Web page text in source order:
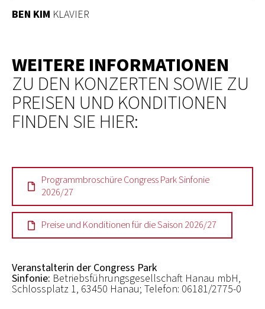
BEN KIM KLAVIER
WEITERE INFORMATIONEN
ZU DEN KONZERTENSOWIE ZU
PREISEN UND KONDITIONEN
FINDEN SIE HIER:
Programmbroschüre Congress Park Sinfonie
2026/27
Preise und Konditionen für die Saison 2026/27
Veranstalterin der Congress Park
Sinfonie: Betriebsführungsgesellschaft Hanau mbH,
Schlossplatz 1, 63450 Hanau; Telefon: 06181/2775-0